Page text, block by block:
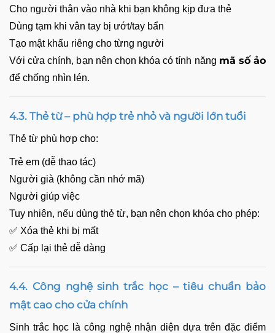
Cho người thân vào nhà khi bạn không kịp đưa thẻ
Dùng tạm khi vân tay bị ướt/tay bẩn
Tạo mật khẩu riêng cho từng người
Với cửa chính, bạn nên chọn khóa có tính năng mã số ảo
để chống nhìn lén.
4.3. Thẻ từ – phù hợp trẻ nhỏ và người lớn tuổi
Thẻ từ phù hợp cho:
Trẻ em (dễ thao tác)
Người già (không cần nhớ mã)
Người giúp việc
Tuy nhiên, nếu dùng thẻ từ, bạn nên chọn khóa cho phép:
✅ Xóa thẻ khi bị mất
✅ Cấp lại thẻ dễ dàng
4.4. Công nghệ sinh trắc học – tiêu chuẩn bảo
mật cao cho cửa chính
Sinh trắc học là công nghệ nhận diện dựa trên đặc điểm